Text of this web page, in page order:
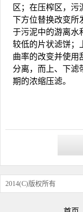
区；在压榨区，污
下方位替换改变所
于污泥中的游离水
较低的片状滤饼；
曲率的改变并使用
分离，而上、下滤
期的浓缩压滤。
2014(C)版权所有